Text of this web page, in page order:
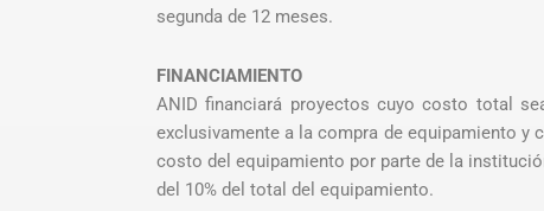
segunda de 12 meses.
FINANCIAMIENTO
ANID financiará proyectos cuyo costo total
exclusivamente a la compra de equipamiento y
costo del equipamiento por parte de la
del 10% del total del equipamiento.